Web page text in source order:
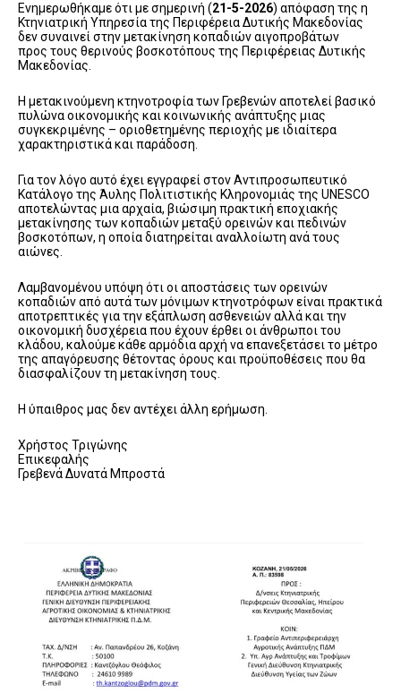
Ενημερωθήκαμε ότι με σημερινή (21-5-2026) απόφαση της η
Κτηνιατρική Υπηρεσία της Περιφέρεια Δυτικής Μακεδονίας
δεν συναινεί στην μετακίνηση κοπαδιών αιγοπροβάτων
προς τους θερινούς βοσκοτόπους της Περιφέρειας Δυτικής
Μακεδονίας.
Η μετακινούμενη κτηνοτροφία των Γρεβενών αποτελεί βασικό
πυλώνα οικονομικής και κοινωνικής ανάπτυξης μιας
συγκεκριμένης – οριοθετημένης περιοχής με ιδιαίτερα
χαρακτηριστικά και παράδοση.
Για τον λόγο αυτό έχει εγγραφεί στον Αντιπροσωπευτικό
Κατάλογο της Άυλης Πολιτιστικής Κληρονομιάς της UNESCO
αποτελώντας μια αρχαία, βιώσιμη πρακτική εποχιακής
μετακίνησης των κοπαδιών μεταξύ ορεινών και πεδινών
βοσκοτόπων, η οποία διατηρείται αναλλοίωτη ανά τους
αιώνες.
Λαμβανομένου υπόψη ότι οι αποστάσεις των ορεινών
κοπαδιών από αυτά των μόνιμων κτηνοτρόφων είναι πρακτικά
αποτρεπτικές για την εξάπλωση ασθενειών αλλά και την
οικονομική δυσχέρεια που έχουν έρθει οι άνθρωποι του
κλάδου, καλούμε κάθε αρμόδια αρχή να επανεξετάσει το μέτρο
της απαγόρευσης θέτοντας όρους και προϋποθέσεις που θα
διασφαλίζουν τη μετακίνηση τους.
Η ύπαιθρος μας δεν αντέχει άλλη ερήμωση.
Χρήστος Τριγώνης
Επικεφαλής
Γρεβενά Δυνατά Μπροστά